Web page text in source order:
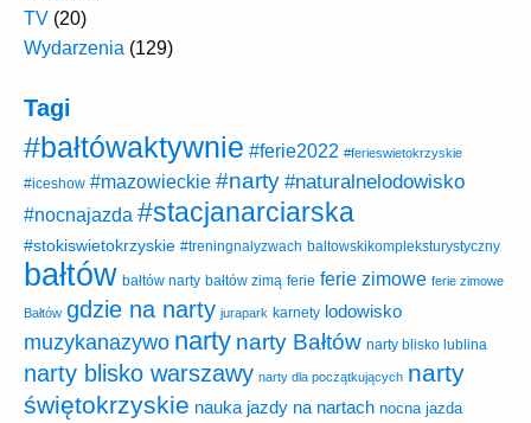
TV (20)
Wydarzenia (129)
Tagi
#bałtówaktywnie #ferie2022 #ferieswietokrzyskie
#iceshow #mazowieckie #narty #naturalnelodowisko
#nocnajazda #stacjanarciarska
#stokiswietokrzyskie #treningnalyzwach baltowskikompleksturystyczny
bałtów bałtów narty bałtów zimą ferie ferie zimowe ferie zimowe
Bałtów gdzie na narty jurapark karnety lodowisko
muzykanazywo narty narty Bałtów narty blisko lublina
narty blisko warszawy narty dla początkujących narty
świętokrzyskie nauka jazdy na nartach nocna jazda